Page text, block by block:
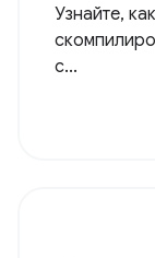
Узнайте,
с...